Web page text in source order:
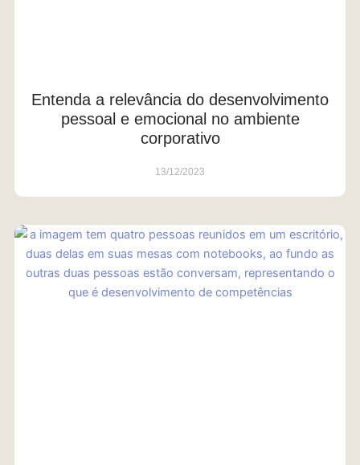
Entenda a relevância do desenvolvimento
pessoal e emocional no ambiente
corporativo
13/12/2023